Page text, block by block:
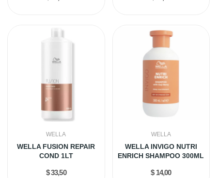
WELLA
WELLA FUSION REPAIR
COND 1LT
$ 33,50
WELLA
WELLA INVIGO NUTRI
ENRICH SHAMPOO 300ML
$ 14,00